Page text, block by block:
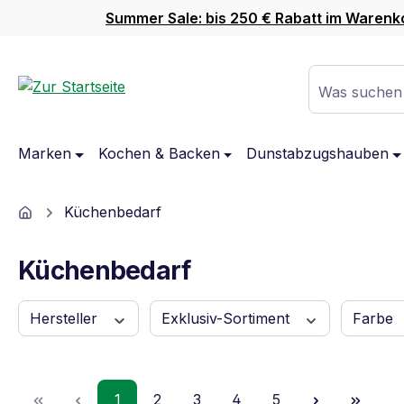
Hauptinhalt springen
Zur Suche springen
Zur Hauptnavigation springen
Summer Sale: bis 250 € Rabatt im
Was
Marken Kochen & Backen Dunstabzugshauben
HomeKüchenbedarf
Küchenbedarf
Hersteller Exklusiv-Sortiment Farbe
Seite
1 Seite
2 Seite
3 Seite
4 Seite
5